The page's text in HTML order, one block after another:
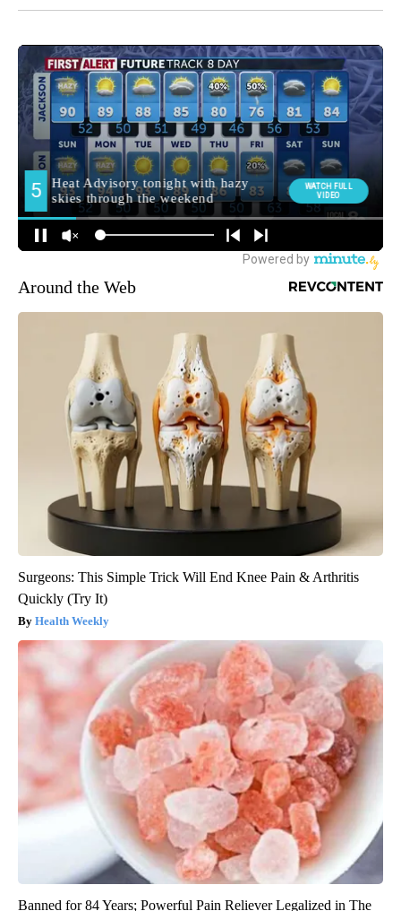
Around the Web
Surgeons: This Simple Trick Will End Knee Pain & Arthritis
Quickly (Try It)
Health Weekly
Banned for 84 Years; Powerful Pain Reliever Legalized in The